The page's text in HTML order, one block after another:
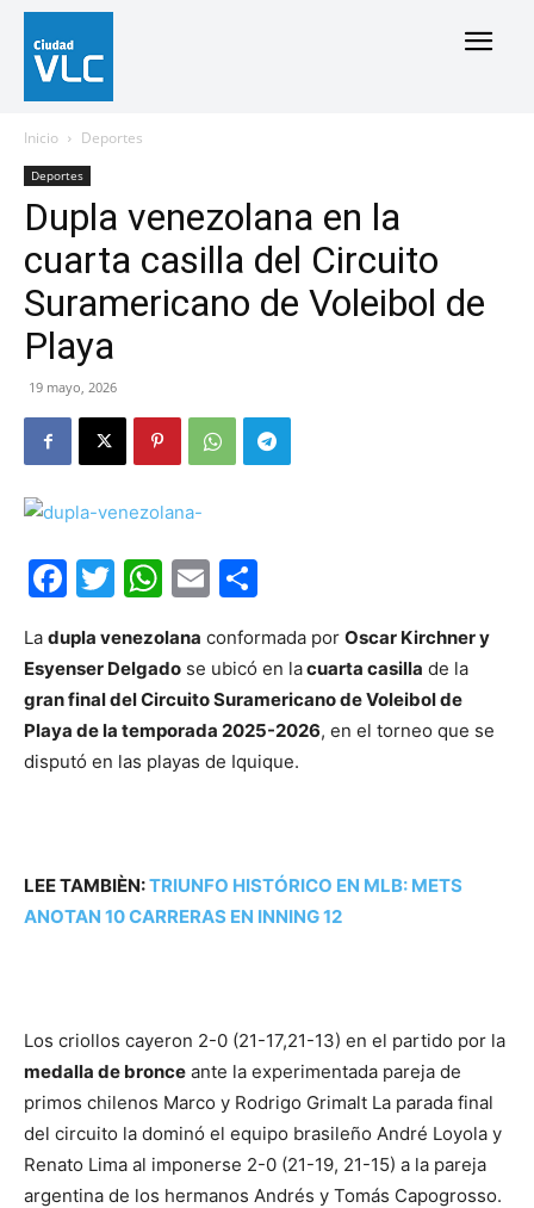
Inicio Deportes
Deportes
Dupla venezolana en la
cuarta casilla del Circuito
Suramericano de Voleibol de
Playa
19 mayo, 2026
Facebook
Twitter
WhatsApp
Email
La dupla venezolana conformada por Oscar Kirchner y
Esyenser Delgado se ubicó en lacuarta casilla de la
gran final del Circuito Suramericano de Voleibol de
Playa de la temporada 2025-2026, en el torneo que se
disputó en las playas de Iquique.
LEE TAMBIÈN:TRIUNFO HISTÓRICO EN MLB: METS
ANOTAN 10 CARRERAS EN INNING 12
Los criollos cayeron 2-0 (21-17,21-13) en el partido por la
medalla de bronce ante la experimentada pareja de
primos chilenos Marco y Rodrigo Grimalt La parada final
del circuito la dominó el equipo brasileño André Loyola y
Renato Lima al imponerse 2-0 (21-19, 21-15) a la pareja
argentina de los hermanos Andrés y Tomás Capogrosso.